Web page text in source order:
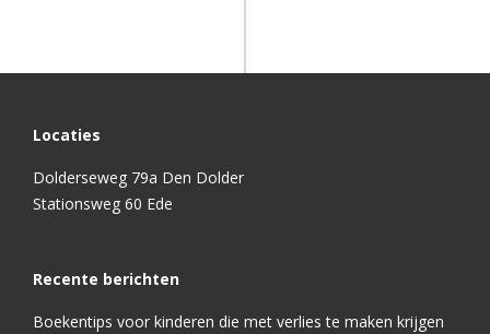
Locaties
Dolderseweg 79a Den Dolder
Stationsweg 60 Ede
Recente berichten
Boekentips voor kinderen die met verlies te maken krijgen